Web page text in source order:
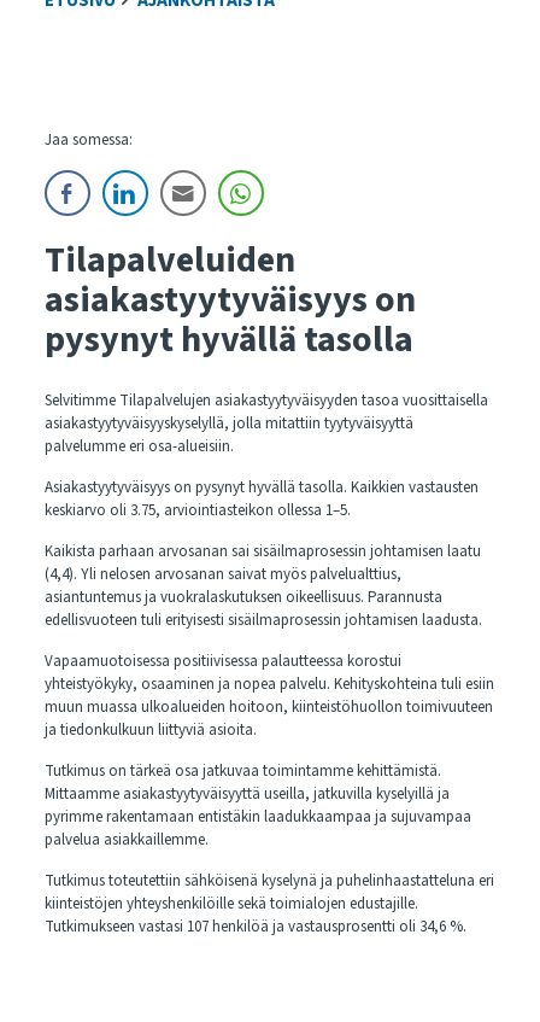
Jaa somessa:
Tilapalveluiden
asiakastyytyväisyys on
pysynyt hyvällä tasolla
Selvitimme Tilapalvelujen asiakastyytyväisyyden tasoa vuosittaisella
asiakastyytyväisyyskyselyllä, jolla mitattiin tyytyväisyyttä
palvelumme eri osa-alueisiin.
Asiakastyytyväisyys on pysynyt hyvällä tasolla. Kaikkien vastausten
keskiarvo oli 3.75, arviointiasteikon ollessa 1–5.
Kaikista parhaan arvosanan sai sisäilmaprosessin johtamisen laatu
(4,4). Yli nelosen arvosanan saivat myös palvelualttius,
asiantuntemus ja vuokralaskutuksen oikeellisuus. Parannusta
edellisvuoteen tuli erityisesti sisäilmaprosessin johtamisen laadusta.
Vapaamuotoisessa positiivisessa palautteessa korostui
yhteistyökyky, osaaminen ja nopea palvelu. Kehityskohteina tuli esiin
muun muassa ulkoalueiden hoitoon, kiinteistöhuollon toimivuuteen
ja tiedonkulkuun liittyviä asioita.
Tutkimus on tärkeä osa jatkuvaa toimintamme kehittämistä.
Mittaamme asiakastyytyväisyyttä useilla, jatkuvilla kyselyillä ja
pyrimme rakentamaan entistäkin laadukkaampaa ja sujuvampaa
palvelua asiakkaillemme.
Tutkimus toteutettiin sähköisenä kyselynä ja puhelinhaastatteluna eri
kiinteistöjen yhteyshenkilöille sekä toimialojen edustajille.
Tutkimukseen vastasi 107 henkilöä ja vastausprosentti oli 34,6 %.